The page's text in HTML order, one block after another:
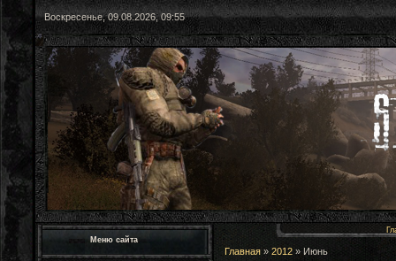
Воскресенье, 09.08.2026, 09:55
Меню сайта
Главная » 2012 » Июнь